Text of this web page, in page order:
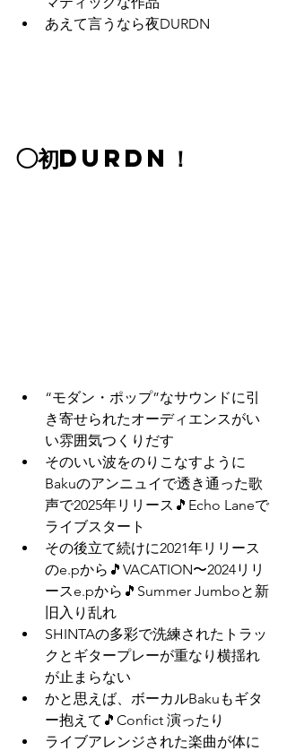
あえて言うなら夜DURDN
◯初DURDN！
“モダン・ポップ”なサウンドに引
き寄せられたオーディエンスがい
い雰囲気つくりだす
そのいい波をのりこなすように
Bakuのアンニュイで透き通った歌
声で2025年リリース🎵Echo Laneで
ライブスタート
その後立て続けに2021年リリース
のe.pから🎵VACATION〜2024リリ
ースe.pから🎵Summer Jumboと新
旧入り乱れ
SHINTAの多彩で洗練されたトラッ
クとギタープレーが重なり横揺れ
が止まらない
かと思えば、ボーカルBakuもギタ
ー抱えて🎵Confict 演ったり
ライブアレンジされた楽曲が体に